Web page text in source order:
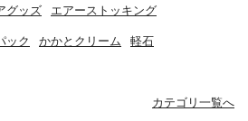
グッズ エアーストッキング
ック かかとクリーム 軽石
カテゴリ一覧へ